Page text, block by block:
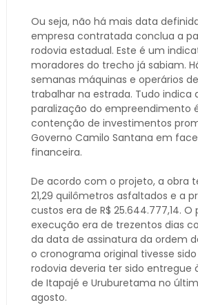
Ou seja, não há mais data
empresa contratada conclua a
rodovia estadual. Este é um
moradores do trecho já sabiam.
semanas máquinas e operários
trabalhar na estrada. Tudo indica
paralização do empreendimento
contenção de investimentos
Governo Camilo Santana em
financeira.
De acordo com o projeto, a obra
21,29 quilômetros asfaltados e a
custos era de R$ 25.644.777,14. O
execução era de trezentos dias
da data de assinatura da ordem
o cronograma original tivesse
rodovia deveria ter sido entregue
de Itapajé e Uruburetama no
agosto.